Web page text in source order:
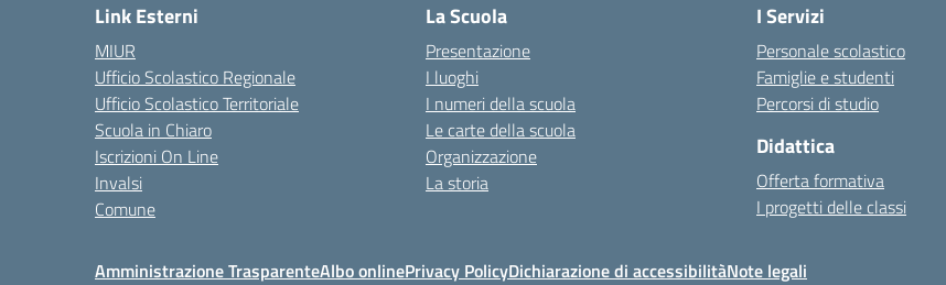
Link Esterni
MIUR
Ufficio Scolastico Regionale
Ufficio Scolastico Territoriale
Scuola in Chiaro
Iscrizioni On Line
Invalsi
Comune
La Scuola
Presentazione
I luoghi
I numeri della scuola
Le carte della scuola
Organizzazione
La storia
I Servizi
Personale scolastico
Famiglie e studenti
Percorsi di studio
Didattica
Offerta formativa
I progetti delle classi
Amministrazione TrasparenteAlbo onlinePrivacy PolicyDichiarazione di accessibilitàNote legali